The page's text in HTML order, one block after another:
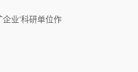
业‘科研单位作